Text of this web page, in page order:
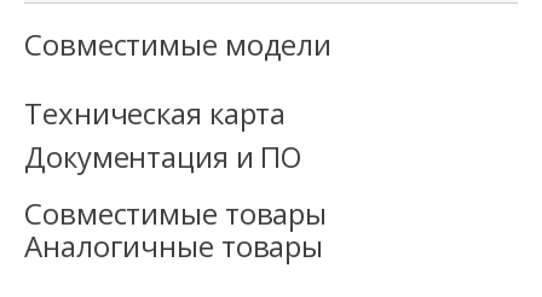
Совместимые модели
Техническая карта
Документация и ПО
Совместимые товары
Аналогичные товары